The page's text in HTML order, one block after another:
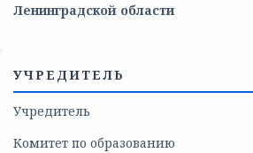
Ленинградской области
УЧРЕДИТЕЛЬ
Учредитель
Комитет по образованию